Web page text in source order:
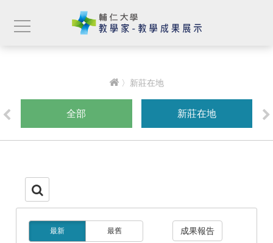
〉新莊在地
全部 新莊在地
最新 最舊 成果報告